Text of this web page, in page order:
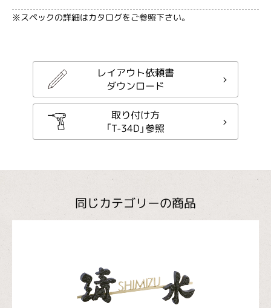
※スペックの詳細はカタログをご参照下さい。
レイアウト依頼書
ダウンロード
取り付け方
「T-34D」参照
同じカテゴリーの商品